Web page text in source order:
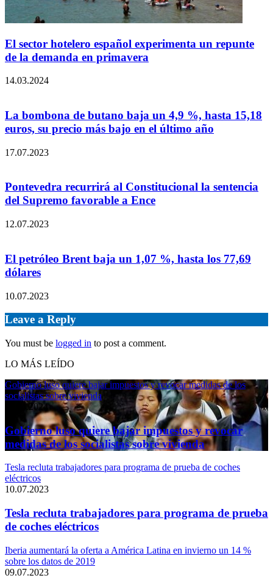
El sector hotelero español experimenta un repunte
de la demanda en primavera
14.03.2024
La bombona de butano baja un 4,9 %, hasta 15,18
euros, su precio más bajo en el último año
17.07.2023
Pontevedra recurrirá al Constitucional la sentencia
del Supremo favorable a Ence
12.07.2023
El petróleo Brent baja un 1,07 %, hasta los 77,69
dólares
10.07.2023
Leave a Reply
You must be logged in to post a comment.
LO MÁS LEÍDO
Gobierno luso quiere bajar impuestos y revocar medidas de los
socialistas sobre vivienda
11.04.2024
Gobierno luso quiere bajar impuestos y revocar
medidas de los socialistas sobre vivienda
Tesla recluta trabajadores para programa de prueba de coches
eléctricos
10.07.2023
Tesla recluta trabajadores para programa de prueba
de coches eléctricos
Iberia aumentará la oferta a América Latina en invierno un 14 %
sobre los datos de 2019
09.07.2023